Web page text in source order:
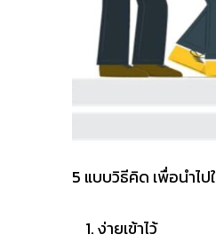
5 แบบวิธีคิด เพื่อนำไ
ง่ายเข้าไว้